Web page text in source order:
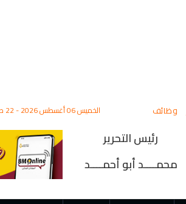
وظائف الخميس 06 أغسطس 2026 - 22 صفر 1448 - 08:13 القاهرة
رئيس التحرير
محمــــد أبو أحمــــد